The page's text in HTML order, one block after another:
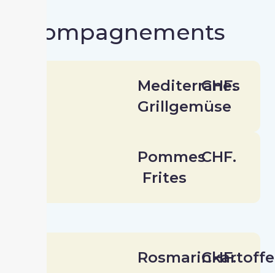
Accompagnements
Mediterranes
Grillgemüse
CHF.
Pommes
Frites
CHF.
CHF.